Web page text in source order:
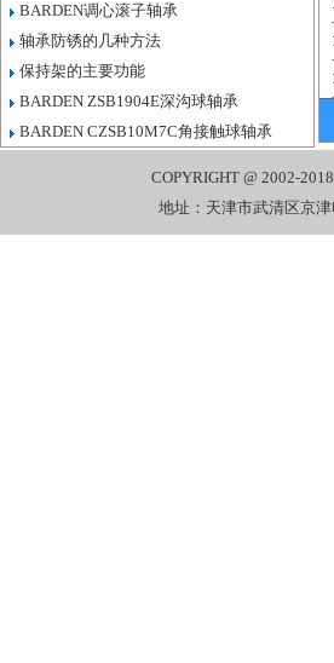
BARDEN调心滚子轴承
轴承防锈的几种方法
保持架的主要功能
BARDEN ZSB1904E深沟球轴承
BARDEN CZSB10M7C角接触球轴承
COPYRIGHT @ 2002-
地址：天津市武清区京